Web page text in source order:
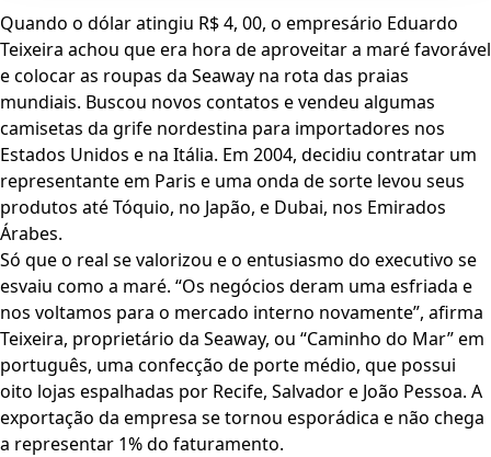
Quando o dólar atingiu R$ 4, 00, o empresário Eduardo
Teixeira achou que era hora de aproveitar a maré favorável
e colocar as roupas da Seaway na rota das praias
mundiais. Buscou novos contatos e vendeu algumas
camisetas da grife nordestina para importadores nos
Estados Unidos e na Itália. Em 2004, decidiu contratar um
representante em Paris e uma onda de sorte levou seus
produtos até Tóquio, no Japão, e Dubai, nos Emirados
Árabes.
Só que o real se valorizou e o entusiasmo do executivo se
esvaiu como a maré. “Os negócios deram uma esfriada e
nos voltamos para o mercado interno novamente”, afirma
Teixeira, proprietário da Seaway, ou “Caminho do Mar” em
português, uma confecção de porte médio, que possui
oito lojas espalhadas por Recife, Salvador e João Pessoa. A
exportação da empresa se tornou esporádica e não chega
a representar 1% do faturamento.